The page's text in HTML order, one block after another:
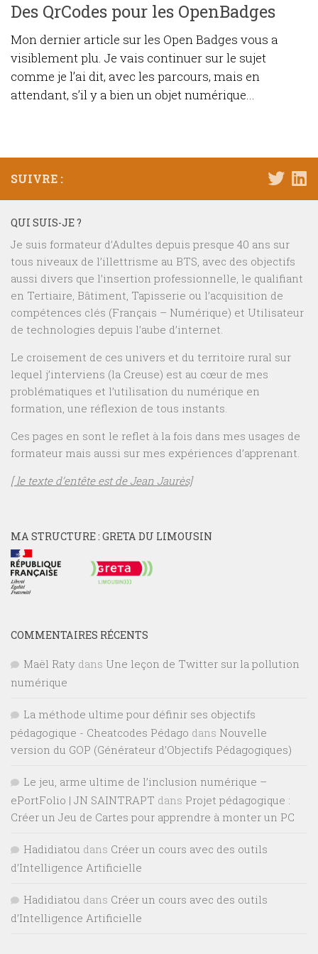
Des QrCodes pour les OpenBadges
Mon dernier article sur les Open Badges vous a
visiblement plu. Je vais continuer sur le sujet
comme je l’ai dit, avec les parcours, mais en
attendant, s’il y a bien un objet numérique...
SUIVRE :
QUI SUIS-JE ?
Je suis formateur d’Adultes depuis presque 40 ans sur
tous niveaux de l’illettrisme au BTS, avec des objectifs
aussi divers que l’insertion professionnelle, le qualifiant
en Tertiaire, Bâtiment, Tapisserie ou l’acquisition de
compétences clés (Français – Numérique) et Utilisateur
de technologies depuis l’aube d’internet.
Le croisement de ces univers et du territoire rural sur
lequel j’interviens (la Creuse) est au cœur de mes
problématiques et l’utilisation du numérique en
formation, une réflexion de tous instants.
Ces pages en sont le reflet à la fois dans mes usages de
formateur mais aussi sur mes expériences d’apprenant.
[ le texte d’entête est de Jean Jaurès]
MA STRUCTURE : GRETA DU LIMOUSIN
COMMENTAIRES RÉCENTS
Maël Raty dans Une leçon de Twitter sur la pollution
numérique
La méthode ultime pour définir ses objectifs
pédagogique - Cheatcodes Pédago dans Nouvelle
version du GOP (Générateur d’Objectifs Pédagogiques)
Le jeu, arme ultime de l’inclusion numérique –
ePortFolio | JN SAINTRAPT dans Projet pédagogique :
Créer un Jeu de Cartes pour apprendre à monter un PC
Hadidiatou dans Créer un cours avec des outils
d’Intelligence Artificielle
Hadidiatou dans Créer un cours avec des outils
d’Intelligence Artificielle